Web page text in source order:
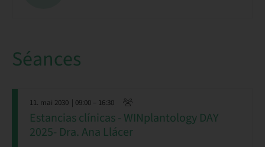
Séances
11. mai 2030 | 09:00 – 16:30
Estancias clínicas - WINplantology DAY
2025- Dra. Ana Llácer